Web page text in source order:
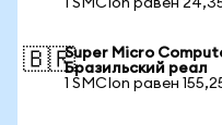
1 SMCIon равен
🇧🇷Super Micro
Бразильский реал
1 SMCIon равен